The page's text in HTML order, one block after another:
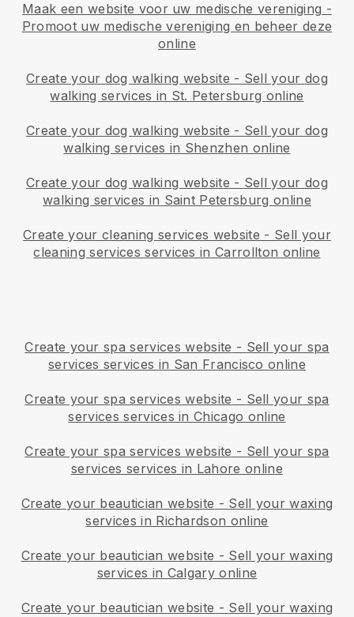
Maak een website voor uw medische vereniging -
Promoot uw medische vereniging en beheer deze
online
Create your dog walking website - Sell your dog
walking services in St. Petersburg online
Create your dog walking website - Sell your dog
walking services in Shenzhen online
Create your dog walking website - Sell your dog
walking services in Saint Petersburg online
Create your cleaning services website - Sell your
cleaning services services in Carrollton online
Create your spa services website - Sell your spa
services services in San Francisco online
Create your spa services website - Sell your spa
services services in Chicago online
Create your spa services website - Sell your spa
services services in Lahore online
Create your beautician website - Sell your waxing
services in Richardson online
Create your beautician website - Sell your waxing
services in Calgary online
Create your beautician website - Sell your waxing